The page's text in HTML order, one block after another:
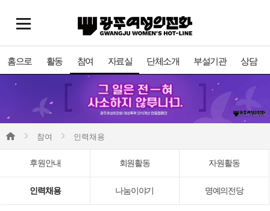
홈으로 활동 참여 자료실 단체소개 부설기관 상담
참여 인력채용
후원안내 회원활동 자원활동
인력채용 나눔이야기 명예의전당